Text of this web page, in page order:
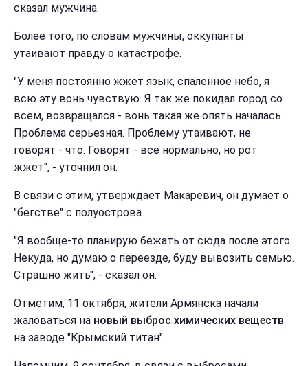
сказал мужчина.
Более того, по словам мужчины, оккупанты
утаивают правду о катастрофе.
"У меня постоянно жжет язык, спаленное небо, я
всю эту вонь чувствую. Я так же покидал город со
всем, возвращался - вонь такая же опять началась.
Проблема серьезная. Проблему утаивают, не
говорят - что. Говорят - все нормально, но рот
жжет", - уточнил он.
В связи с этим, утверждает Макаревич, он думает о
"бегстве" с полуострова.
"Я вообще-то планирую бежать от сюда после этого.
Некуда, но думаю о переезде, буду вывозить семью.
Страшно жить", - сказал он.
Отметим, 11 октября, жители Армянска начали
жаловаться на новый выброс химических веществ
на заводе "Крымский титан".